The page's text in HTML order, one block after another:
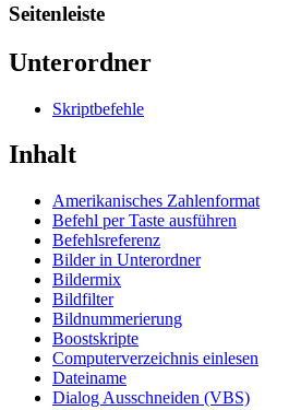
Seitenleiste
Unterordner
Skriptbefehle
Inhalt
Amerikanisches Zahlenformat
Befehl per Taste ausführen
Befehlsreferenz
Bilder in Unterordner
Bildermix
Bildfilter
Bildnummerierung
Boostskripte
Computerverzeichnis einlesen
Dateiname
Dialog Ausschneiden (VBS)